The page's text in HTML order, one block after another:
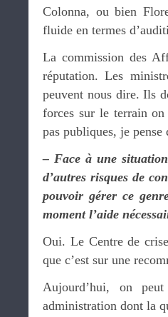
Colonna, ou bien
fluide en termes
La commission des
réputation. Les
peuvent nous dire. Ils
forces sur le terrain
pas publiques, je pense
– Face à une
d’autres risques de
pouvoir gérer ce
moment l’aide
Oui. Le Centre de
que c’est sur une
Aujourd’hui, on
administration dont la